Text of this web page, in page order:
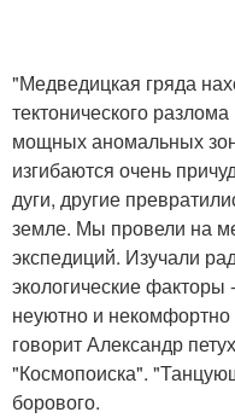
"Медведицкая гряда
тектонического
мощных аномальных
изгибаются очень
дуги, другие
земле. Мы провели на
экспедиций. Изучали
экологические
неуютно и
говорит Александр
"Космопоиска".
борового.